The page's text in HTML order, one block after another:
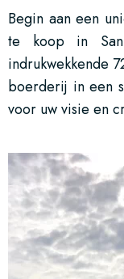
Begin aan een
te koop in
indrukwekkende
boerderij in een
voor uw visie en